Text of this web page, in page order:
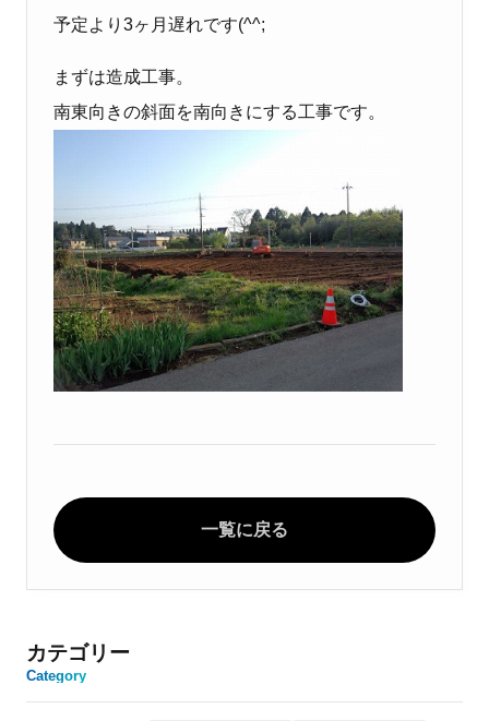
予定より3ヶ月遅れです(^^;
まずは造成工事。
南東向きの斜面を南向きにする工事です。
一覧に戻る
カテゴリー
Category